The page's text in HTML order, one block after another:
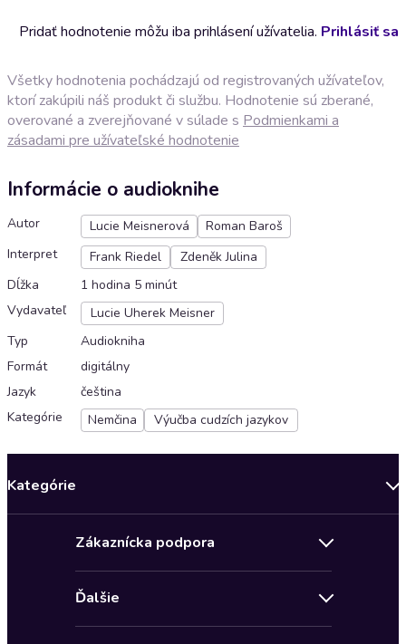
Pridať hodnotenie môžu iba prihlásení užívatelia. Prihlásiť sa
Všetky hodnotenia pochádzajú od registrovaných užívateľov,
ktorí zakúpili náš produkt či službu. Hodnotenie sú zberané,
overované a zverejňované v súlade s Podmienkami a
zásadami pre užívateľské hodnotenie
Informácie o audioknihe
Autor Lucie Meisnerová
Roman Baroš
Interpret
Frank Riedel
Zdeněk Julina
Dĺžka
1 hodina 5 minút
Vydavateľ
Lucie Uherek Meisner
Typ
Audiokniha
Formát
digitálny
Jazyk
čeština
Kategórie
Nemčina Výučba cudzích jazykov
Kategórie
Zákaznícka podpora
Ďalšie